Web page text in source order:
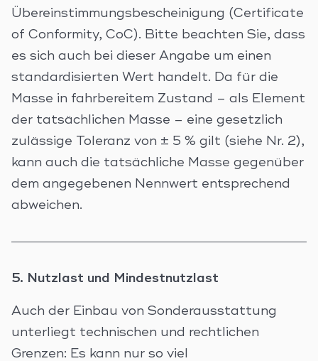
Übereinstimmungsbescheinigung (Certificate
of Conformity, CoC). Bitte beachten Sie, dass
es sich auch bei dieser Angabe um einen
standardisierten Wert handelt. Da für die
Masse in fahrbereitem Zustand – als Element
der tatsächlichen Masse – eine gesetzlich
zulässige Toleranz von ± 5 % gilt (siehe Nr. 2),
kann auch die tatsächliche Masse gegenüber
dem angegebenen Nennwert entsprechend
abweichen.
5. Nutzlast und Mindestnutzlast
Auch der Einbau von Sonderausstattung
unterliegt technischen und rechtlichen
Grenzen: Es kann nur so viel